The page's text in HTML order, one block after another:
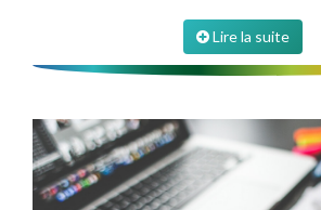
Lire la suite